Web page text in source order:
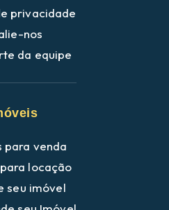
privacidade
nos
da equipe
para venda
locação
seu imóvel